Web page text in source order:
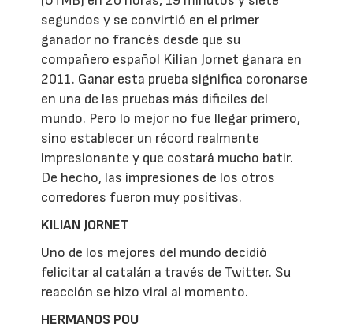
segundos y se convirtió en el primer
ganador no francés desde que su
compañero español Kilian Jornet ganara en
2011. Ganar esta prueba significa coronarse
en una de las pruebas más dificiles del
mundo. Pero lo mejor no fue llegar primero,
sino establecer un récord realmente
impresionante y que costará mucho batir.
De hecho, las impresiones de los otros
corredores fueron muy positivas.
KILIAN JORNET
Uno de los mejores del mundo decidió
felicitar al catalán a través de Twitter. Su
reacción se hizo viral al momento.
HERMANOS POU